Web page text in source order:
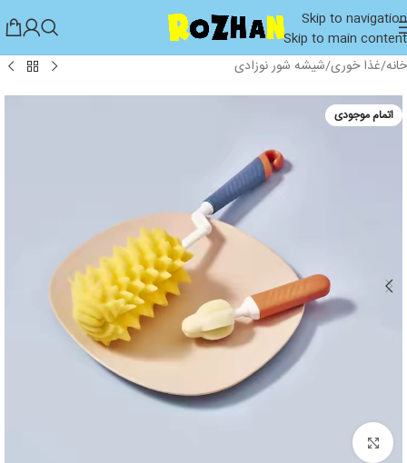
Skip to navigation
Skip to main content
خانه/غذا خوری/شیشه شور نوزادی
اتمام موجودی
بزرگنمایی تصویر